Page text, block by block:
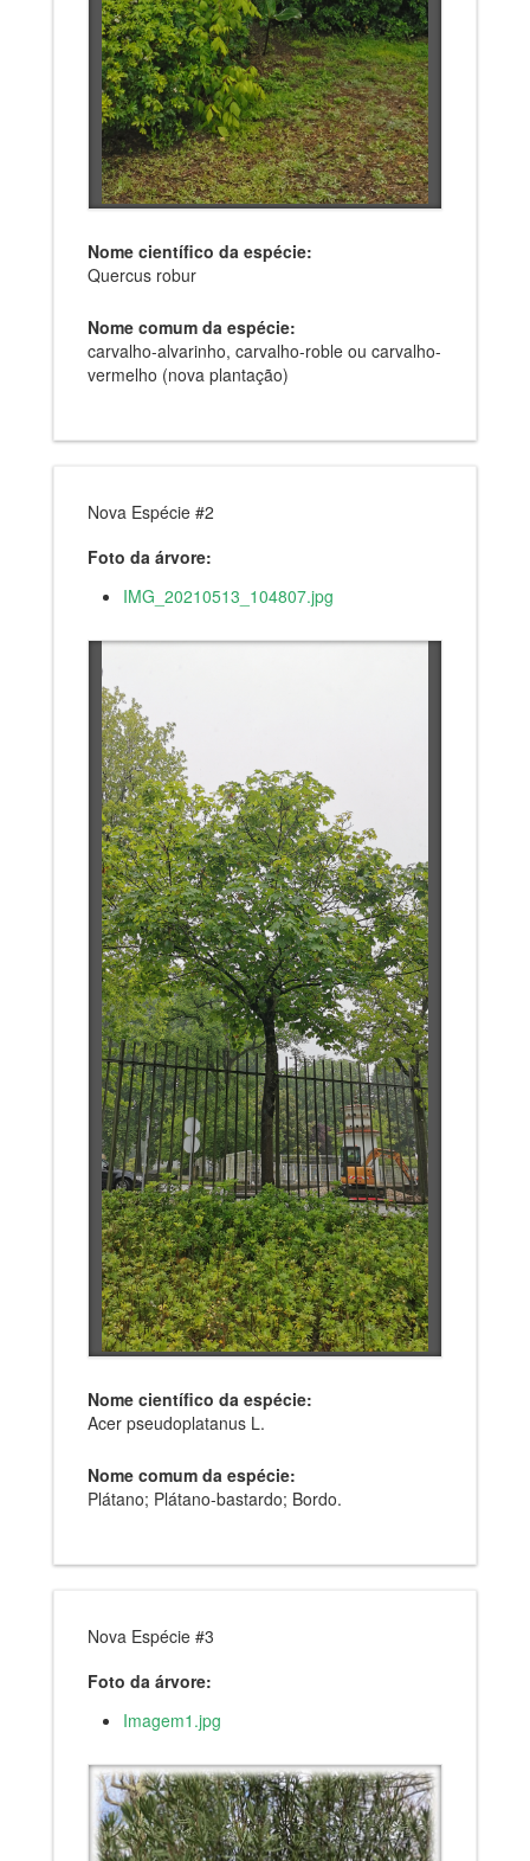
Nome científico da espécie:
Quercus robur
Nome comum da espécie:
carvalho-alvarinho, carvalho-roble ou carvalho-
vermelho (nova plantação)
Nova Espécie #2
Foto da árvore:
IMG_20210513_104807.jpg
Nome científico da espécie:
Acer pseudoplatanus L.
Nome comum da espécie:
Plátano; Plátano-bastardo; Bordo.
Nova Espécie #3
Foto da árvore:
Imagem1.jpg